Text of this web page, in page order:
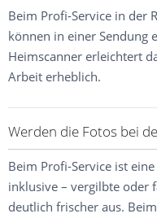
Beim Profi-Service in der
können in einer Sendung
Heimscanner erleichtert
Arbeit erheblich.
Werden die Fotos bei
Beim Profi-Service ist
inklusive – vergilbte oder
deutlich frischer aus.